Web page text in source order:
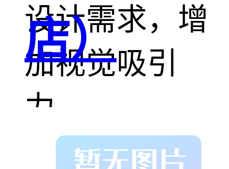
设计需求，增
加视觉吸引
力。
6. 易于清洁维
店）